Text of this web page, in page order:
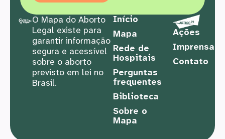
O Mapa do Aborto
Legal existe para
garantir informação
segura e acessível
sobre o aborto
previsto em lei no
Brasil.
Início
Mapa
Rede de
Hospitais
Perguntas
frequentes
Biblioteca
Sobre o
Mapa
Ações
Imprensa
Contato